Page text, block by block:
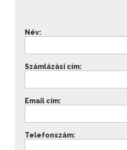
Név:
Számlázási cím:
Email cím:
Telefonszám: